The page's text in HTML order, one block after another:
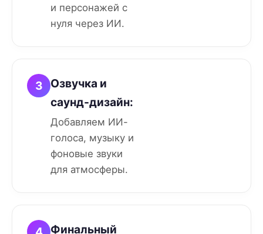
и персонажей с
нуля через ИИ.
3
Озвучка и
саунд-дизайн:
Добавляем ИИ-
голоса, музыку и
фоновые звуки
для атмосферы.
Финальный